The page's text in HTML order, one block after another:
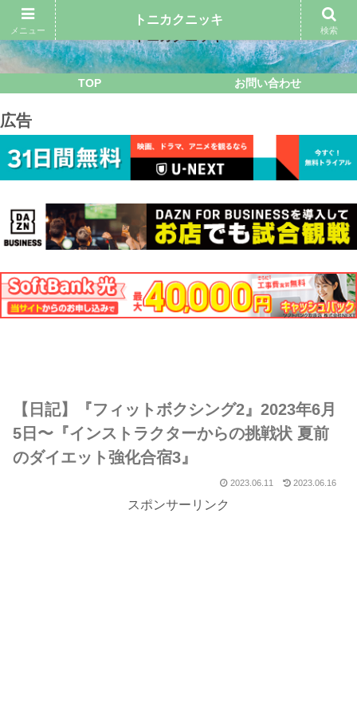
TOP お問い合わせ
広告
【日記】『フィットボクシング2』2023年6月
5日〜『インストラクターからの挑戦状 夏前
のダイエット強化合宿3』
2023.06.11 2023.06.16
スポンサーリンク
メニュー
トニカクニッキ
検索